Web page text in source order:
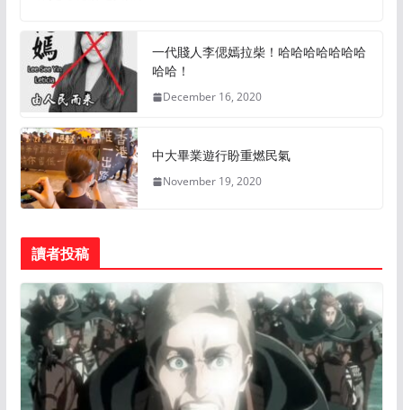
一代賤人李偲嫣拉柴！哈哈哈哈哈哈哈
哈哈！
December 16, 2020
中大畢業遊行盼重燃民氣
November 19, 2020
讀者投稿